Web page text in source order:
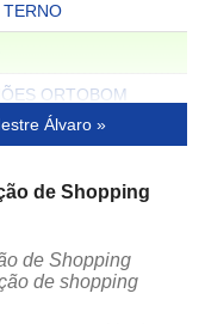
TERNO
ORTOBOM
GRAFFITI / VOXX
Álvaro »
de Shopping
de Shopping
de shopping